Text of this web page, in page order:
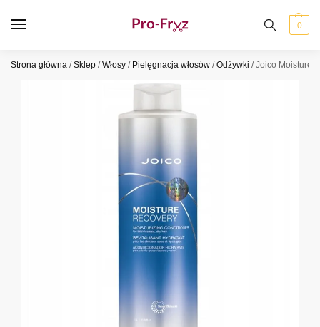
0
Strona główna /Sklep /Włosy / Pielęgnacja włosów /Odżywki /Joico Moisture